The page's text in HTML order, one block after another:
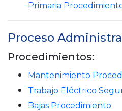
Primaria
Proceso
Procedimientos:
Mantenimiento
Trabajo Eléctrico
Bajas Procedimiento